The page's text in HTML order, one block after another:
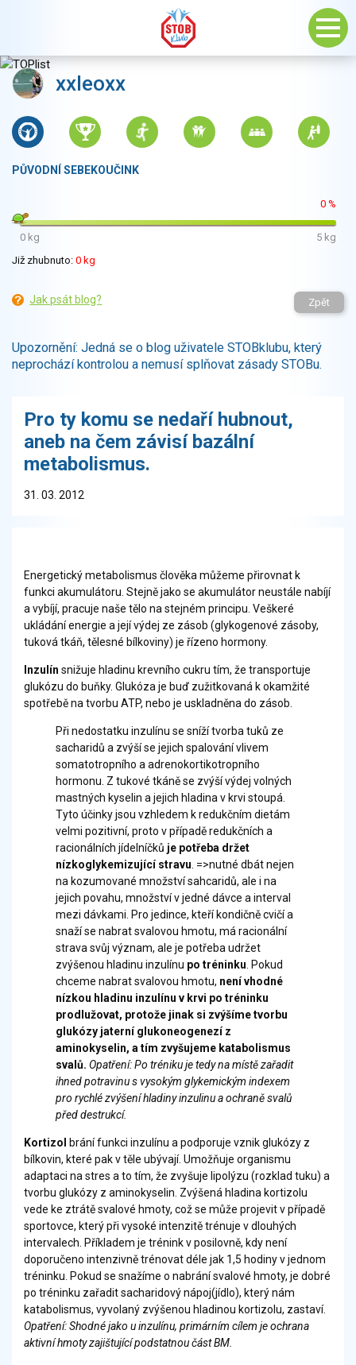
xxleoxx
PŮVODNÍ SEBEKOUČINK
0 %
0 kg
5 kg
Již zhubnuto: 0 kg
Jak psát blog? Zpět
Upozornění: Jedná se o blog uživatele STOBklubu, který
neprochází kontrolou a nemusí splňovat zásady STOBu.
Pro ty komu se nedaří hubnout,
aneb na čem závisí bazální
metabolismus.
31. 03. 2012
Energetický metabolismus člověka můžeme přirovnat k
funkci akumulátoru. Stejně jako se akumulátor neustále nabíjí
a vybíjí, pracuje naše tělo na stejném principu. Veškeré
ukládání energie a její výdej ze zásob (glykogenové zásoby,
tuková tkáň, tělesné bílkoviny) je řízeno hormony.
Inzulín snižuje hladinu krevního cukru tím, že transportuje
glukózu do buňky. Glukóza je buď zužitkovaná k okamžité
spotřebě na tvorbu ATP, nebo je uskladněna do zásob.
Při nedostatku inzulínu se sníží tvorba tuků ze
sacharidů a zvýší se jejich spalování vlivem
somatotropního a adrenokortikotropního
hormonu. Z tukové tkáně se zvýší výdej volných
mastných kyselin a jejich hladina v krvi stoupá.
Tyto účinky jsou vzhledem k redukčním dietám
velmi pozitivní, proto v případě redukčních a
racionálních jídelníčků je potřeba držet
nízkoglykemizující stravu. =>nutné dbát nejen
na kozumované množství sahcaridů, ale i na
jejich povahu, množství v jedné dávce a interval
mezi dávkami. Pro jedince, kteří kondičně cvičí a
snaží se nabrat svalovou hmotu, má racionální
strava svůj význam, ale je potřeba udržet
zvýšenou hladinu inzulínu po tréninku. Pokud
chceme nabrat svalovou hmotu, není vhodné
nízkou hladinu inzulínu v krvi po tréninku
prodlužovat, protože jinak si zvýšíme tvorbu
glukózy jaterní glukoneogenezí z
aminokyselin, a tím zvyšujeme katabolismus
svalů. Opatření: Po tréniku je tedy na místě zařadit
ihned potravinu s vysokým glykemickým indexem
pro rychlé zvýšení hladiny inzulinu a ochraně svalů
před destrukcí.
Kortizol
brání funkci inzulínu a podporuje vznik glukózy z
bílkovin, které pak v těle ubývají. Umožňuje organismu
adaptaci na stres a to tím, že zvyšuje lipolýzu (rozklad tuku) a
tvorbu glukózy z aminokyselin. Zvýšená hladina kortizolu
vede ke ztrátě svalové hmoty, což se může projevit v případě
sportovce, který při vysoké intenzitě trénuje v dlouhých
intervalech. Příkladem je trénink v posilovně, kdy není
doporučeno intenzivně trénovat déle jak 1,5 hodiny v jednom
tréninku. Pokud se snažíme o nabrání svalové hmoty, je dobré
po tréninku zařadit sacharidový nápoj(jídlo), který nám
katabolismus, vyvolaný zvýšenou hladinou kortizolu, zastaví.
Opatření: Shodné jako u inzulínu, primárním cílem je ochrana
aktivní hmoty zajištující podstatnou část BM.